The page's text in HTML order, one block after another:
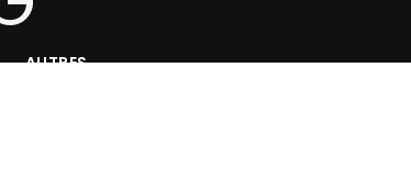
AUTRES